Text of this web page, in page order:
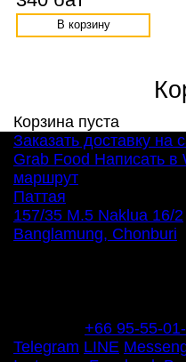
В корзину
Корзина пуста
Заказать доставку на
Grab Food Написать в
маршрут
Паттая
157/35 M.5 Naklua 16/2
Banglamung, Chonburi
+66 95-55-
Telegram LINE